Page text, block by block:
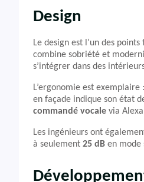
Design
Le design est l’un des
combine sobriété et
s’intégrer dans des
L’ergonomie est
en façade indique son état
commandé vocale via
Les ingénieurs ont
à seulement 25 dB en mode